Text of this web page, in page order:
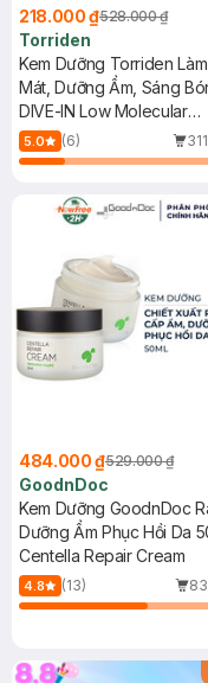
218.000 ₫528.000 ₫
Torriden
Kem Dưỡng Torriden
Mát, Dưỡng Ẩm, Sáng
100ml
DIVE-IN Low Molecular
Hyaluronic Acid Soothing
Cream
5.0 (6)
484.000 ₫529.000 ₫
GoodnDoc
Kem Dưỡng GoodnDoc
Dưỡng Ẩm Phục Hồi Da
Centella Repair Cream
4.8 (13)